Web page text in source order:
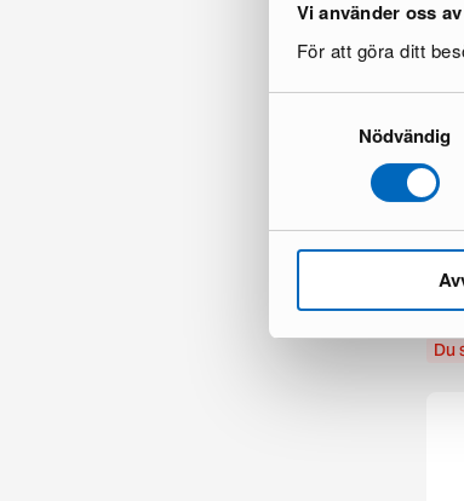
Vi använder oss
För att göra ditt
Nödvändig
1 i
Du